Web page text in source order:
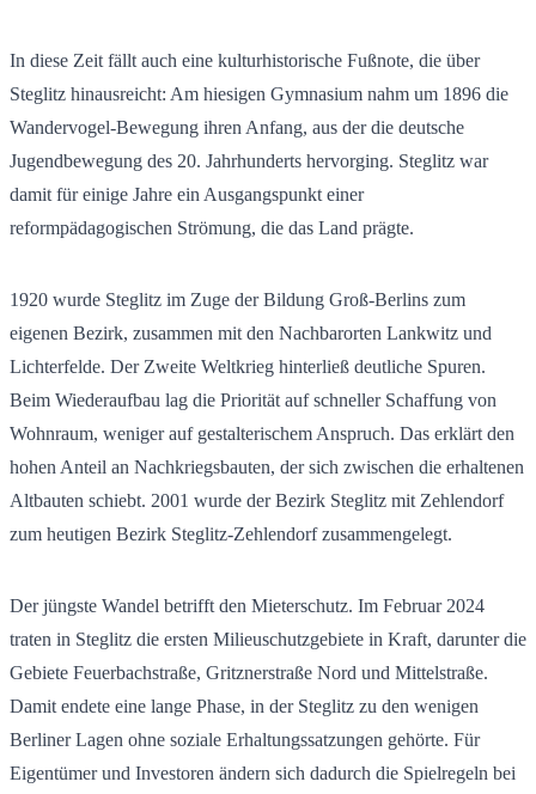
In diese Zeit fällt auch eine kulturhistorische Fußnote, die über
Steglitz hinausreicht: Am hiesigen Gymnasium nahm um 1896 die
Wandervogel-Bewegung ihren Anfang, aus der die deutsche
Jugendbewegung des 20. Jahrhunderts hervorging. Steglitz war
damit für einige Jahre ein Ausgangspunkt einer
reformpädagogischen Strömung, die das Land prägte.
1920 wurde Steglitz im Zuge der Bildung Groß-Berlins zum
eigenen Bezirk, zusammen mit den Nachbarorten Lankwitz und
Lichterfelde. Der Zweite Weltkrieg hinterließ deutliche Spuren.
Beim Wiederaufbau lag die Priorität auf schneller Schaffung von
Wohnraum, weniger auf gestalterischem Anspruch. Das erklärt den
hohen Anteil an Nachkriegsbauten, der sich zwischen die erhaltenen
Altbauten schiebt. 2001 wurde der Bezirk Steglitz mit Zehlendorf
zum heutigen Bezirk Steglitz-Zehlendorf zusammengelegt.
Der jüngste Wandel betrifft den Mieterschutz. Im Februar 2024
traten in Steglitz die ersten Milieuschutzgebiete in Kraft, darunter die
Gebiete Feuerbachstraße, Gritznerstraße Nord und Mittelstraße.
Damit endete eine lange Phase, in der Steglitz zu den wenigen
Berliner Lagen ohne soziale Erhaltungssatzungen gehörte. Für
Eigentümer und Investoren ändern sich dadurch die Spielregeln bei